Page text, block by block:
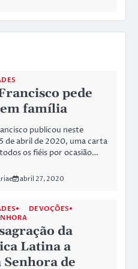
pede
família
publicou neste
de abril de 2020, uma carta
os fiéis por ocasião…
abril 27, 2020
DEVOÇÕES
da
Latina a
Senhora de